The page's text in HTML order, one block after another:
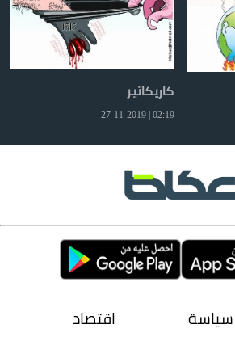
كاريكاتير
02:19 | 27-11-2019
سياسة
اقتصاد